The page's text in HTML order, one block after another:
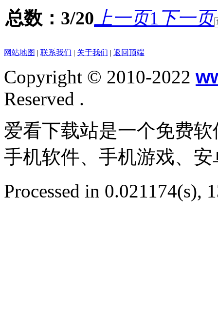
总数：3/20 上一页1 下一页
网站地图 | 联系我们 | 关于我们 | 返回顶端
Copyright © 2010-2022
Reserved .
爱看下载站是一个免费
手机软件、手机游戏、
Processed in 0.021174(s),